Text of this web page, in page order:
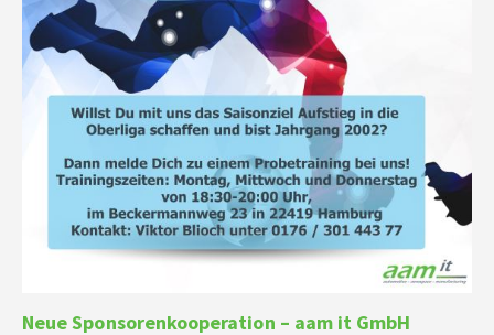
Neue Sponsorenkooperation – aam it GmbH